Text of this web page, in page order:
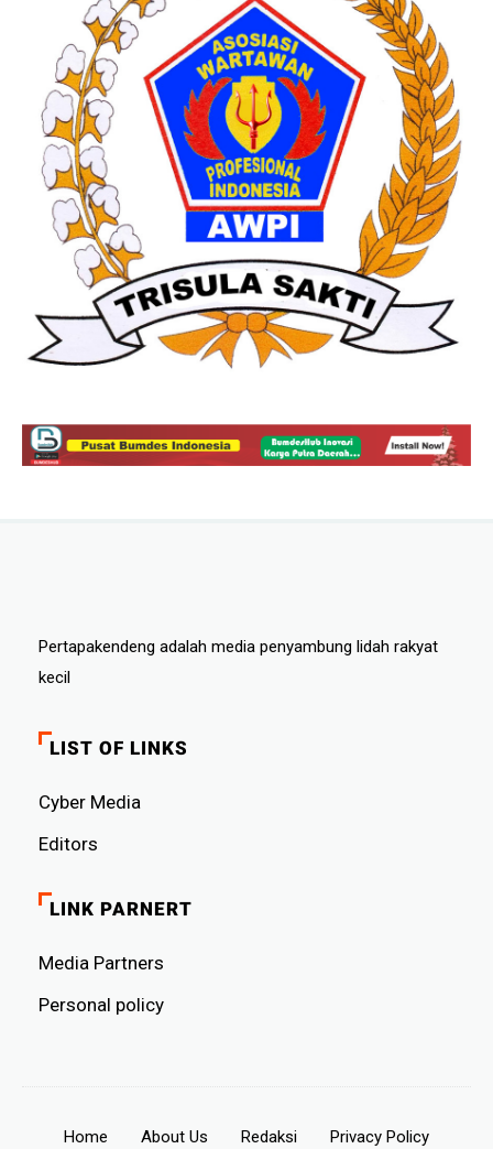
Pertapakendeng adalah media penyambung lidah rakyat
kecil
LIST OF LINKS
Cyber ​​Media
Editors
LINK PARNERT
Media Partners
Personal policy
Home About Us Redaksi Privacy Policy